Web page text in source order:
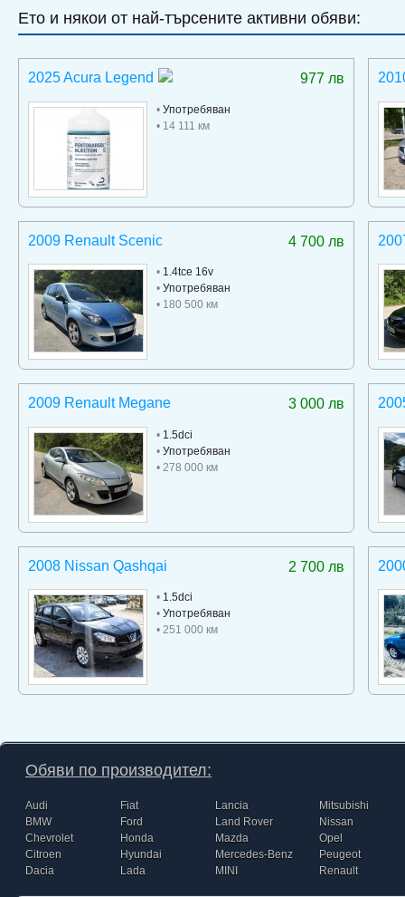
Ето и някои от най-търсените активни обяви:
977 лв
2025 Acura Legend
• Употребяван
• 14 111 км
4 700 лв
2009 Renault Scenic
• 1.4tce 16v
• Употребяван
• 180 500 км
3 000 лв
2009 Renault Megane
• 1.5dci
• Употребяван
• 278 000 км
2 700 лв
2008 Nissan Qashqai
• 1.5dci
• Употребяван
• 251 000 км
Обяви по производител:
Audi
BMW
Chevrolet
Citroen
Dacia
Fiat
Ford
Honda
Hyundai
Lada
Lancia
Land Rover
Mazda
Mercedes-Benz
MINI
Mitsubishi
Nissan
Opel
Peugeot
Renault